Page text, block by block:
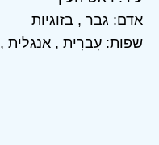
אדם: גבר , בזוגיות
שפות: עִברִית , אנגלית ,